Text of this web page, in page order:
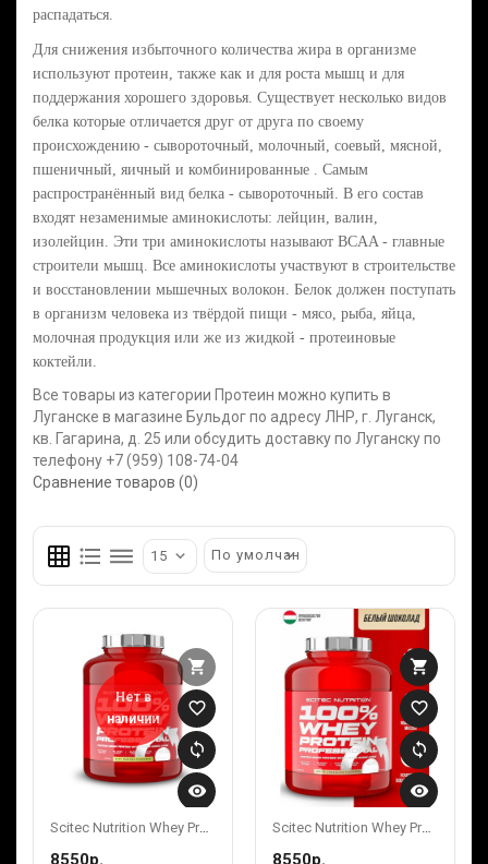
распадаться.
Для снижения избыточного количества жира в организме
используют протеин, также как и для роста мышц и для
поддержания хорошего здоровья. Существует несколько видов
белка которые отличается друг от друга по своему
происхождению - сывороточный, молочный, соевый, мясной,
пшеничный, яичный и комбинированные . Самым
распространённый вид белка - сывороточный. В его состав
входят незаменимые аминокислоты: лейцин, валин,
изолейцин. Эти три аминокислоты называют BCAA - главные
строители мышц. Все аминокислоты участвуют в строительстве
и восстановлении мышечных волокон. Белок должен поступать
в организм человека из твёрдой пищи - мясо, рыба, яйца,
молочная продукция или же из жидкой - протеиновые
коктейли.
Все товары из категории Протеин можно купить в
Луганске в магазине Бульдог по адресу ЛНР, г. Луганск,
кв. Гагарина, д. 25 или обсудить доставку по Луганску по
телефону +7 (959) 108-74-04
Сравнение товаров (0)
grid_on format_list_bulleted dehaze
Нет в
наличии
shopping_cart
favorite_border
sync
visibility
Scitec Nutrition Whey Protein Prof 2350 G KIWI-BANANA
8550р.
shopping_cart
favorite_border
sync
visibility
Scitec Nutrition Whey Protein Prof 2350 G Lemon Cheesecake
8550р.